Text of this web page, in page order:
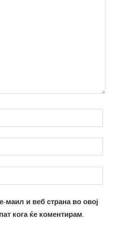
маил и веб страна во овој
кога ќе коментирам.